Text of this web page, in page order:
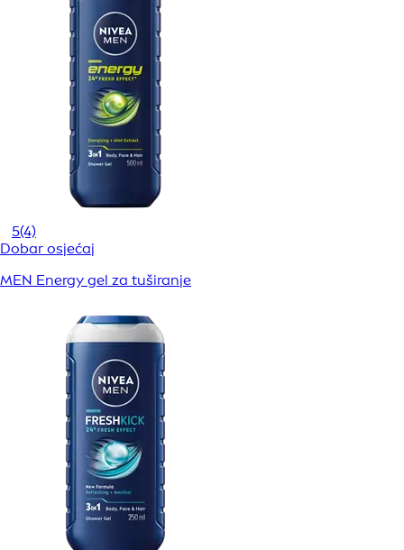
5(4)
Dobar osjećaj
MEN Energy gel za tuširanje